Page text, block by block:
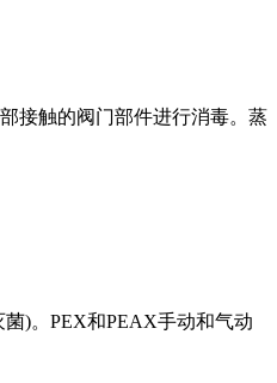
接触的阀门部件进行消毒。蒸
)。PEX和PEAX手动和气动